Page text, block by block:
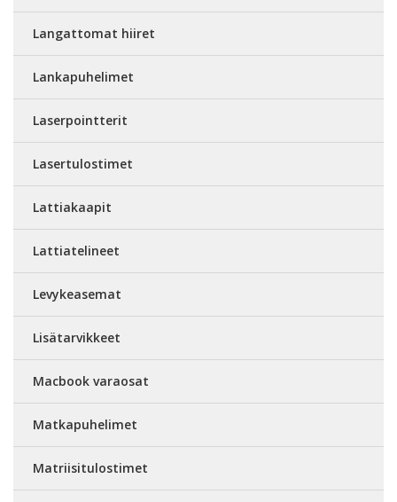
Langattomat hiiret
Lankapuhelimet
Laserpointterit
Lasertulostimet
Lattiakaapit
Lattiatelineet
Levykeasemat
Lisätarvikkeet
Macbook varaosat
Matkapuhelimet
Matriisitulostimet